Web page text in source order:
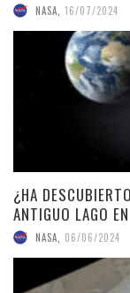
NASA 16/07/2024
¿HA
ANTIGUO LAGO
NASA 06/06/2024